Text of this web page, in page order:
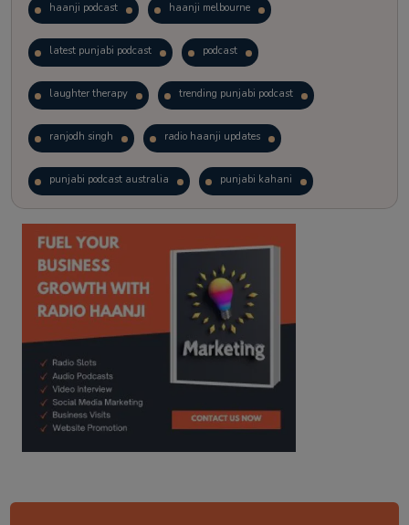
haanji podcast haanji melbourne
latest punjabi podcast podcast
laughter therapy trending punjabi podcast
ranjodh singh radio haanji updates
punjabi podcast australia punjabi kahani
kitaab kahani punjabi story